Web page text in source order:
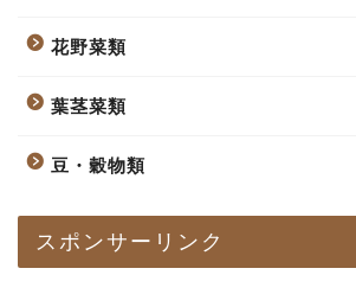
花野菜類
葉茎菜類
豆・穀物類
スポンサーリンク